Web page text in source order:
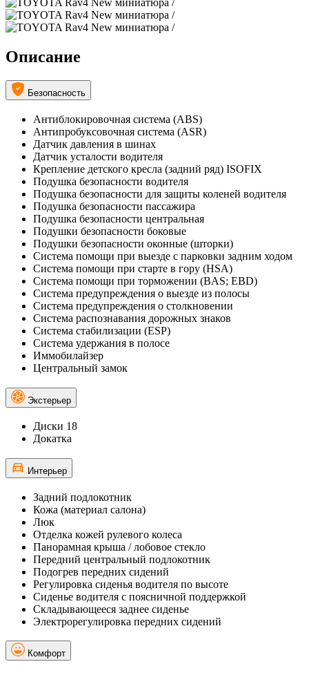
Описание
Безопасность
Антиблокировочная система (ABS)
Антипробуксовочная система (ASR)
Датчик давления в шинах
Датчик усталости водителя
Крепление детского кресла (задний ряд) ISOFIX
Подушка безопасности водителя
Подушка безопасности для защиты коленей водителя
Подушка безопасности пассажира
Подушка безопасности центральная
Подушки безопасности боковые
Подушки безопасности оконные (шторки)
Система помощи при выезде с парковки задним ходом
Система помощи при старте в гору (HSA)
Система помощи при торможении (BAS; EBD)
Система предупреждения о выезде из полосы
Система предупреждения о столкновении
Система распознавания дорожных знаков
Система стабилизации (ESP)
Система удержания в полосе
Иммобилайзер
Центральный замок
Экстерьер
Диски 18
Докатка
Интерьер
Задний подлокотник
Кожа (материал салона)
Люк
Отделка кожей рулевого колеса
Панорамная крыша / лобовое стекло
Передний центральный подлокотник
Подогрев передних сидений
Регулировка сиденья водителя по высоте
Сиденье водителя с поясничной поддержкой
Складывающееся заднее сиденье
Электрорегулировка передних сидений
Комфорт